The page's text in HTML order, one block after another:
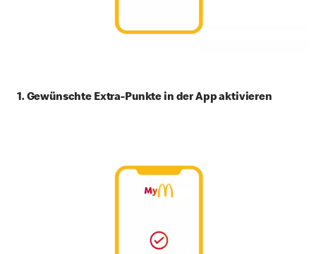
1. Gewünschte Extra-Punkte in der App aktivieren